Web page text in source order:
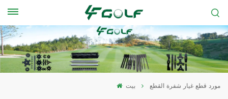
بيت مورد قطع غيار شفرة القطع